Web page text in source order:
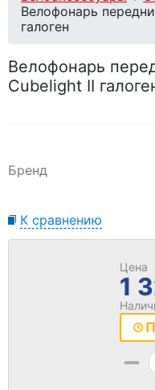
Велофонарь
галоген
Велофонарь
Cubelight II
Бренд
К сравнению
Цена
1
-